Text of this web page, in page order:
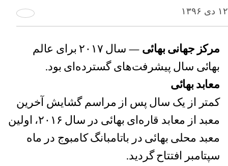
۱۲ دی ۱۳۹۶
مرکز جهانی بهائی
— سال ۲۰۱۷ برای عالم
بهائی سال پیشرفت‌های گسترده‌ای بود.
معابد بهائی
کمتر از یک سال پس از مراسم گشایش آخرین
معبد از معابد قاره‌ای بهائی در سال ۲۰۱۶، اولین
معبد محلی بهائی در باتامبانگ کامبوج در ماه
سپتامبر افتتاح گردید.